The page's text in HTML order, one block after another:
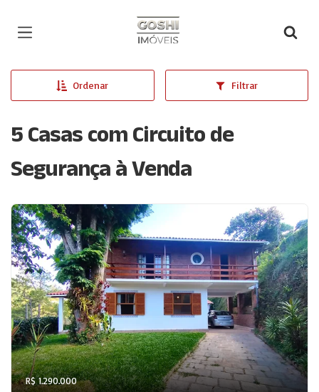
Página inicial
Ordenar Filtrar
5 Casas com Circuito de
Segurança à Venda
R$ 1.290.000